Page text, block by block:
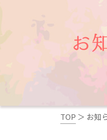
TOP ＞ お知